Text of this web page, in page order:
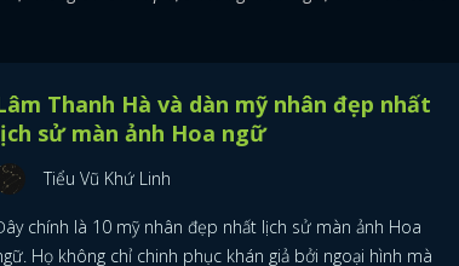
Thanh Hà và dàn mỹ nhân đẹp nhất
sử màn ảnh Hoa ngữ
Tiểu Vũ Khứ Linh
chính là 10 mỹ nhân đẹp nhất lịch sử màn ảnh Hoa
Họ không chỉ chinh phục khán giả bởi ngoại hình mà